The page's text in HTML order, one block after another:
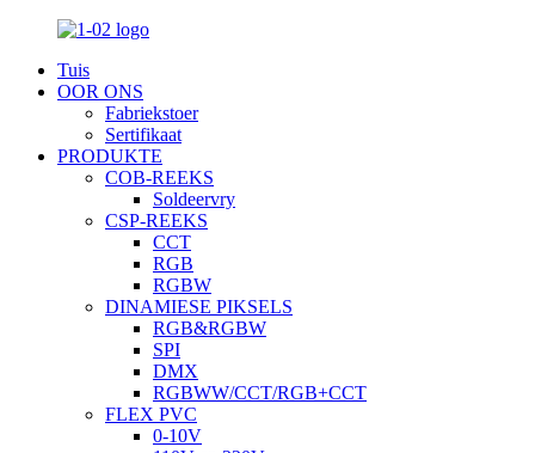
Tuis
OOR ONS
Fabriekstoer
Sertifikaat
PRODUKTE
COB-REEKS
Soldeervry
CSP-REEKS
CCT
RGB
RGBW
DINAMIESE PIKSELS
RGB&RGBW
SPI
DMX
RGBWW/CCT/RGB+CCT
FLEX PVC
0-10V